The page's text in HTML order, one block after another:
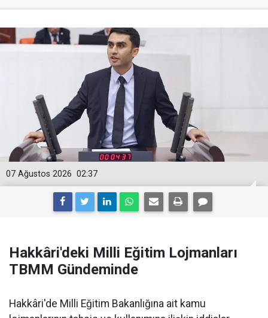
02:37
07 Ağustos 2026
Hakkâri'deki Milli Eğitim Lojmanları
TBMM Gündeminde
Hakkâri'de Milli Eğitim Bakanlığına ait kamu